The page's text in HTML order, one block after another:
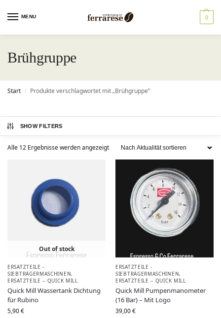
MENU 0
Brühgruppe
Start / Produkte verschlagwortet mit „Brühgruppe“
SHOW FILTERS
Alle 12 Ergebnisse werden angezeigt
Out of stock
ERSATZTEILE -
SIEBTRÄGERMASCHINEN,
ERSATZTEILE – QUICK MILL
Quick Mill Wassertank Dichtung
für Rubino
5,90€
ERSATZTEILE -
SIEBTRÄGERMASCHINEN,
ERSATZTEILE – QUICK MILL
Quick Mill Pumpenmanometer
(16 Bar) – Mit Logo
39,00€